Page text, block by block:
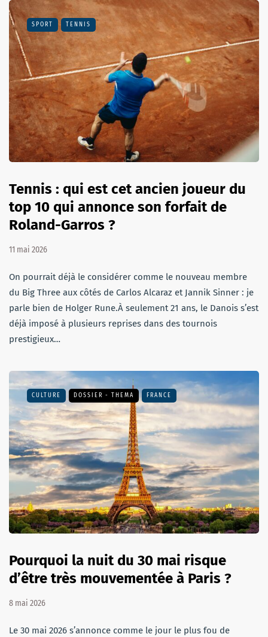
SPORT TENNIS
Tennis : qui est cet ancien joueur du
top 10 qui annonce son forfait de
Roland-Garros ?
11 mai 2026
On pourrait déjà le considérer comme le nouveau membre
du Big Three aux côtés de Carlos Alcaraz et Jannik Sinner : je
parle bien de Holger Rune.À seulement 21 ans, le Danois s’est
déjà imposé à plusieurs reprises dans des tournois
prestigieux…
CULTURE DOSSIER - THEMA FRANCE
Pourquoi la nuit du 30 mai risque
d’être très mouvementée à Paris ?
8 mai 2026
Le 30 mai 2026 s’annonce comme le jour le plus fou de